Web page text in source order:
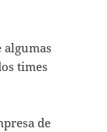
times
de